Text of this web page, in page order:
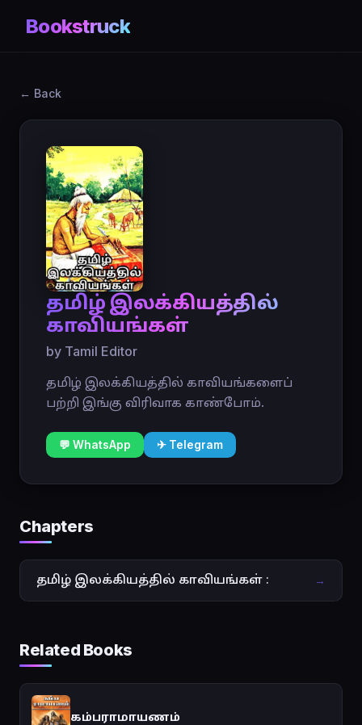
Bookstruck
← Back
தமிழ் இலக்கியத்தில்
காவியங்கள்
by Tamil Editor
தமிழ் இலக்கியத்தில் காவியங்களைப்
பற்றி இங்கு விரிவாக காண்போம்.
💬 WhatsApp ✈ Telegram
Chapters
தமிழ் இலக்கியத்தில் காவியங்கள் : →
Related Books
கம்பராமாயணம்